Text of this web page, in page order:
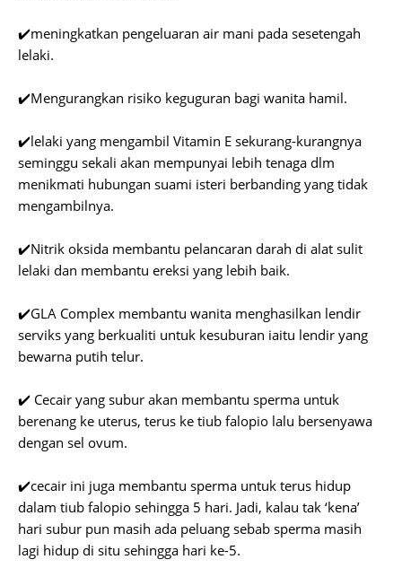
✔️meningkatkan pengeluaran air mani pada sesetengah
lelaki.
✔️Mengurangkan risiko keguguran bagi wanita hamil.
✔️lelaki yang mengambil Vitamin E sekurang-kurangnya
seminggu sekali akan mempunyai lebih tenaga dlm
menikmati hubungan suami isteri berbanding yang tidak
mengambilnya.
✔️Nitrik oksida membantu pelancaran darah di alat sulit
lelaki dan membantu ereksi yang lebih baik.
✔️GLA Complex membantu wanita menghasilkan lendir
serviks yang berkualiti untuk kesuburan iaitu lendir yang
bewarna putih telur.
✔️ Cecair yang subur akan membantu sperma untuk
berenang ke uterus, terus ke tiub falopio lalu bersenyawa
dengan sel ovum.
✔️cecair ini juga membantu sperma untuk terus hidup
dalam tiub falopio sehingga 5 hari. Jadi, kalau tak ‘kena’
hari subur pun masih ada peluang sebab sperma masih
lagi hidup di situ sehingga hari ke-5.